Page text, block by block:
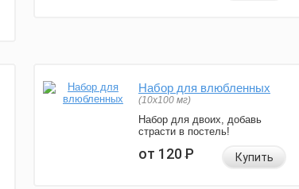
Набор для влюбленных
(10х100 мг)
Набор для двоих, добавь
страсти в постель!
от 120Р Купить